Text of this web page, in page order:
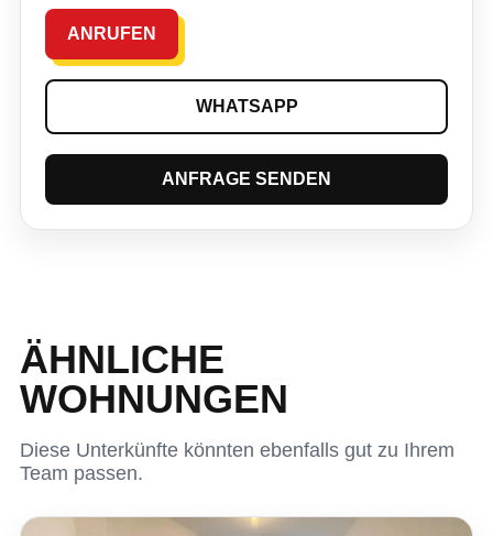
ANRUFEN
WHATSAPP
ANFRAGE SENDEN
ÄHNLICHE
WOHNUNGEN
Diese Unterkünfte könnten ebenfalls gut zu Ihrem
Team passen.